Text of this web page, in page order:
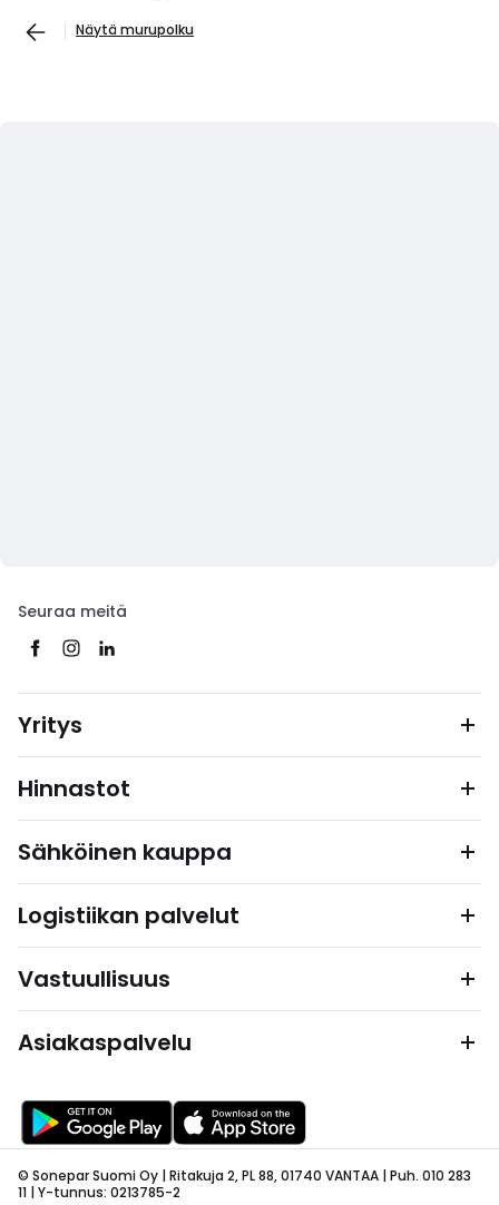
Näytä murupolku
Seuraa meitä
Yritys
Hinnastot
Sähköinen kauppa
Logistiikan palvelut
Vastuullisuus
Asiakaspalvelu
© Sonepar Suomi Oy | Ritakuja 2, PL 88, 01740 VANTAA | Puh. 010 283
11 | Y-tunnus: 0213785-2